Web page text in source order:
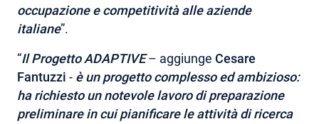
occupazione e competitività alle aziende
italiane”.
“Il Progetto ADAPTIVE– aggiunge Cesare
Fantuzzi - è un progetto complesso ed ambizioso:
ha richiesto un notevole lavoro di preparazione
preliminare in cui pianificare le attività di ricerca